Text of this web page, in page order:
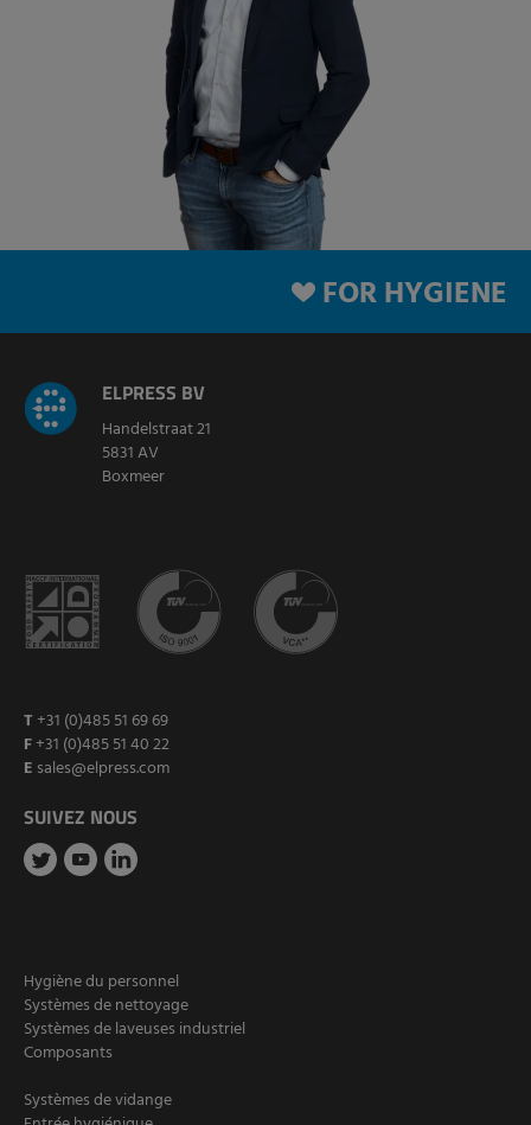
FOR HYGIENE
ELPRESS BV
Handelstraat 21
5831 AV
Boxmeer
T +31 (0)485 51 69 69
F+31 (0)485 51 40 22
E sales@elpress.com
SUIVEZ NOUS
Hygiène du personnel
Systèmes de nettoyage
Systèmes de laveuses industriel
Composants
Systèmes de vidange